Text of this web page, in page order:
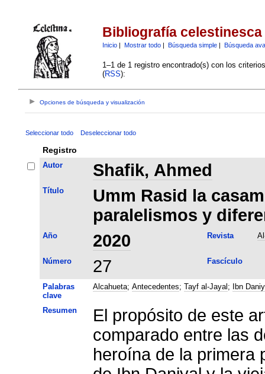
Bibliografía celestinesca
Inicio| Mostrar todo| Búsqueda simple| Búsqueda
1–1 de 1 registro encontrado(s) con los
(RSS):
Opciones de búsqueda y visualización
Seleccionar todo Deseleccionar todo
Registro
Autor Shafik, Ahmed
Título
Umm Rasid la
paralelismos y
Año 2020 Revista
Número 27 Fascículo
Palabras
clave
Alcahueta; Antecedentes; Tayf al-Jayal ; Ibn
Resumen
El propósito de este
comparado entre las
heroína de la primera